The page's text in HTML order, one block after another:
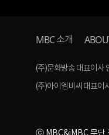
MBC소개
(주)문화방송 대표이사
(주)아이엠비씨 대표이